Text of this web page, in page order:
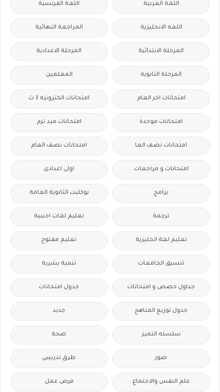
اللغة العربية اللغة الفرنسية
اللغه الانجليزية المراجعة النهائية
المرحلة الابتدائية المرحلة الاعدادية
المرحلة الثانوية المعلمين
امتحانات اخر العام امتحانات الكترونيه 3 ث
امتحانات موحدة امتحانات ميد ترم
امتحانات نصف العا امتحانات نصف العام
امتحانات و مراجعات اولى اعدادى
برامج بوكليت الثانوية العامة
ترجمة تعليم لغات اجنبية
تعليم لغة انجليزية تعليم مفتوح
تنسيق الجامعات تنمية بشرية
جداول حصص و امتحانات جدول امتحانات
جدول توزيع المناهج جديد
سلسله التميز صحة
صور طرق تدريس
علم النفس والاجتماع فرص عمل